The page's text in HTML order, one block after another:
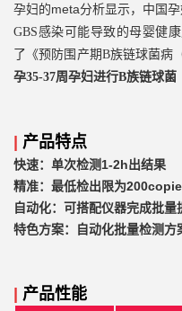
孕妇的meta分析显示，中国
GBS感染可能导致的母婴健
了《预防围产期B族链球菌病
孕35-37周孕妇进行B族链球菌
| 产品特点
快速：单次检测1-2h出结果
精准：最低检出限为
自动化：可搭配仪器完成批量
特色方案：自动化批量检测方
| 产品性能